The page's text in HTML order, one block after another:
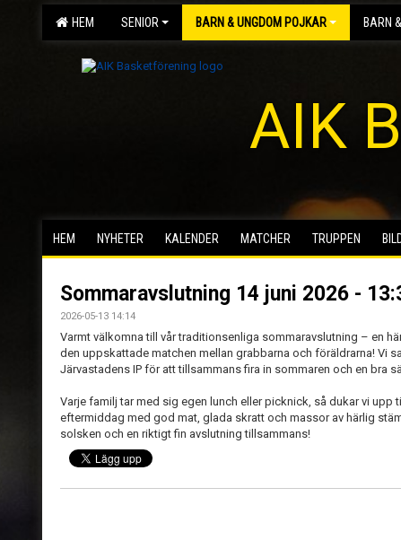
HEM SENIOR BARN & UNGDOM POJKAR BARN
AIK
HEM NYHETER KALENDER MATCHER TRUPPEN
Sommaravslutning 14 juni 2026 -
2026-05-13 14:14
Varmt välkomna till vår traditionsenliga sommaravslutning – en
den uppskattade matchen mellan grabbarna och föräldrarna! Vi
Järvastadens IP för att tillsammans fira in sommaren och en bra
Varje familj tar med sig egen lunch eller picknick, så dukar vi upp
eftermiddag med god mat, glada skratt och massor av härlig
solsken och en riktigt fin avslutning tillsammans!